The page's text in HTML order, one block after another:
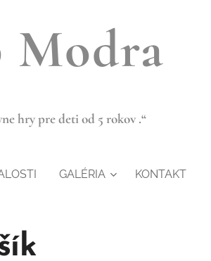
Modra
hry pre deti od 5 rokov .“
GALÉRIA KONTAKT